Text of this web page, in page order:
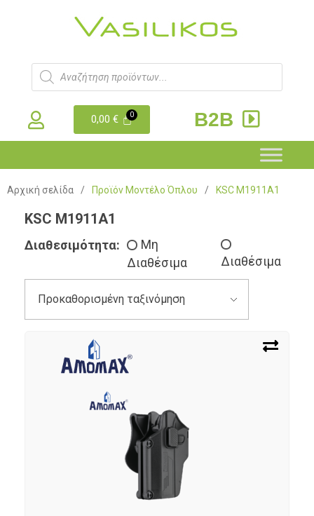
0,00€ B2B
Αρχική σελίδα / Προϊόν Μοντέλο Όπλου / KSC M1911A1
KSC M1911A1
Διαθεσιμότητα:
Μη
Διαθέσιμα
Διαθέσιμα